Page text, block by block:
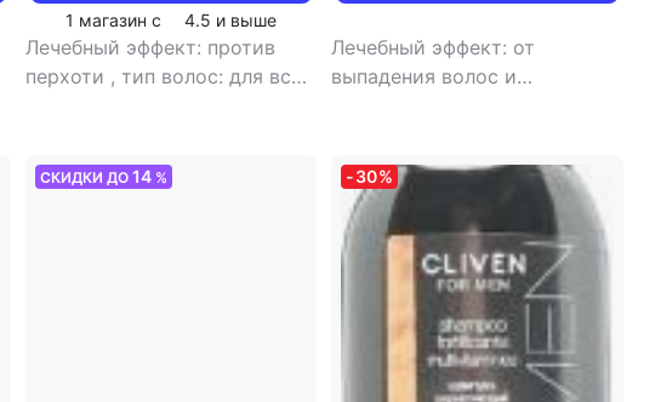
1 магазин с
4.5 и выше
Лечебный эффект: против
перхоти , тип волос: для всех
шампунь,эффект:
облегчение расчесывания,
Лечебный эффект: от
выпадения волос и
поврежденные,тип товара:
шампунь
восстановление, питание,
укрепление
СКИДКИ ДО 14% -30%